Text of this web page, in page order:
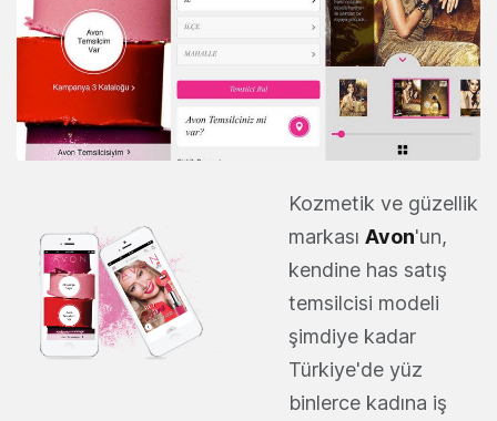
Kozmetik ve güzellik
markası Avon'un,
kendine has satış
temsilcisi modeli
şimdiye kadar
Türkiye'de yüz
binlerce kadına iş